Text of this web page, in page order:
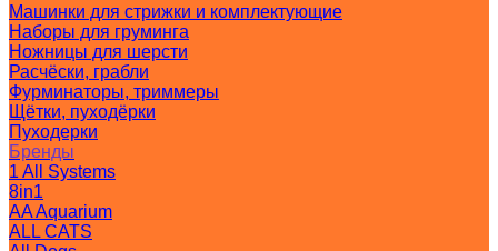
Машинки для стрижки и комплектующие
Наборы для груминга
Ножницы для шерсти
Расчёски, грабли
Фурминаторы, триммеры
Щётки, пуходёрки
Пуходерки
Бренды
1 All Systems
8in1
AA Aquarium
ALL CATS